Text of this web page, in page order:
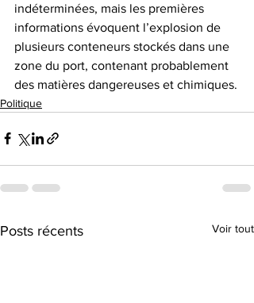
indéterminées, mais les premières
informations évoquent l’explosion de
plusieurs conteneurs stockés dans une
zone du port, contenant probablement
des matières dangereuses et chimiques.
Politique
Posts récents Voir tout